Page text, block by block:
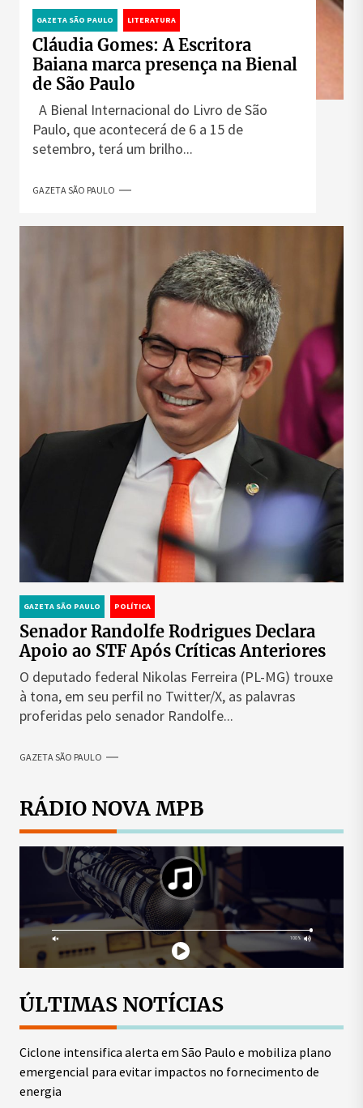
GAZETA SÃO PAULO LITERATURA
Cláudia Gomes: A Escritora
Baiana marca presença na Bienal
de São Paulo
A Bienal Internacional do Livro de São
Paulo, que acontecerá de 6 a 15 de
setembro, terá um brilho...
GAZETA SÃO PAULO
GAZETA SÃO PAULO POLÍTICA
Senador Randolfe Rodrigues Declara
Apoio ao STF Após Críticas Anteriores
O deputado federal Nikolas Ferreira (PL-MG) trouxe
à tona, em seu perfil no Twitter/X, as palavras
proferidas pelo senador Randolfe...
GAZETA SÃO PAULO
RÁDIO NOVA MPB
ÚLTIMAS NOTÍCIAS
Ciclone intensifica alerta em São Paulo e mobiliza plano
emergencial para evitar impactos no fornecimento de
energia